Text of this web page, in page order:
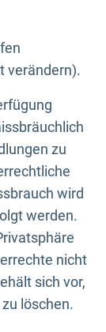
verändern).
zu
wird
werden.
nicht
sich vor,
löschen.